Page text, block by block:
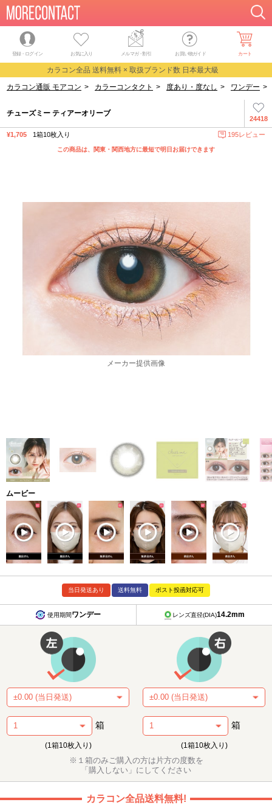
登録・ログイン お気に入り メルマガ・割引 お買い物ガイド カート
カラコン全品 送料無料 × 取扱ブランド数 日本最大級
カラコン通販 モアコン > カラーコンタクト > 度あり・度なし > ワンデー >
24418
チューズミー ティアーオリーブ
¥1,705 1箱10枚入り 195レビュー
この商品は、関東・関西地方に最短で明日お届けできます
ムービー
当日発送あり 送料無料 ポスト投函対応可
使用期間ワンデー レンズ直径(DIA)14.2mm
箱
(1箱10枚入り)
箱
(1箱10枚入り)
※１箱のみご購入の方は片方の度数を
「購入しない」にしてください
カラコン全品送料無料!